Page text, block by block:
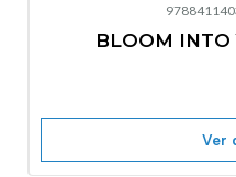
Nuevo
BLOOM INTO
Ver